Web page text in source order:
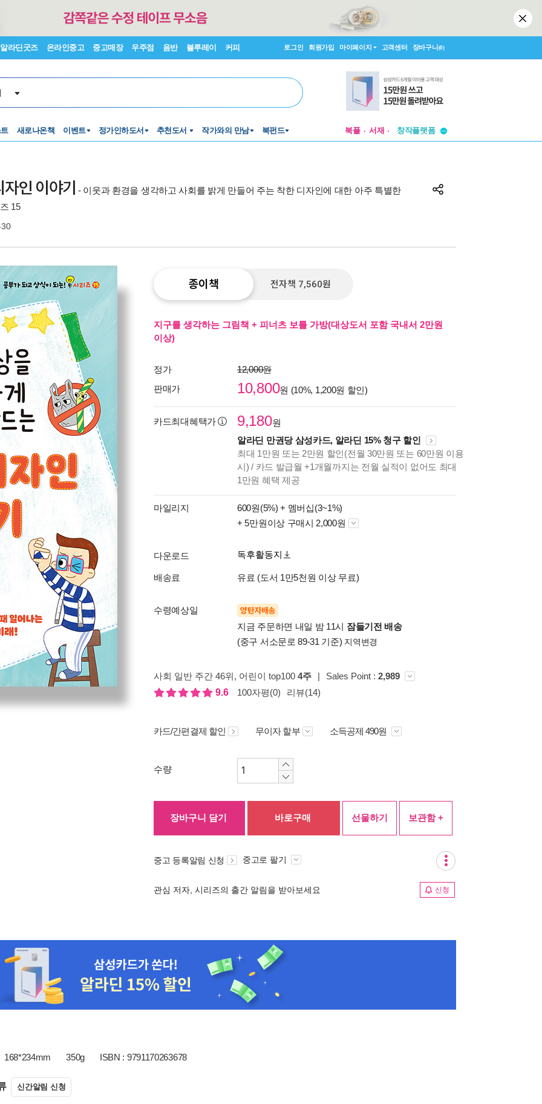
알라딘굿즈 온라인중고 중고매장 우주점 음반 블루레이 커피 로그인 회원가입 마이페이지 고객센터 장바구니(0)
새로나온책 이벤트 정가인하도서 추천도서 작가와의 만남 북펀드 북플 서재
창작플랫폼
인 이야기
- 이웃과 환경을 생각하고 사회를 밝게 만들어 주는 착한 디자인에 대한 아주 특별한
15
종이책 전자책 7,560원
지구를 생각하는 그림책 + 피너츠 보틀 가방(대상도서 포함 국내서 2만원
이상)
정가
12,000원
판매가
10,800원 (10%, 1,200원 할인)
카드최대혜택가 9,180원
알라딘 만권당 삼성카드, 알라딘 15% 청구 할인
최대 1만원 또는 2만원 할인(전월 30만원 또는 60만원 이용
시) / 카드 발급월 +1개월까지는 전월 실적이 없어도 최대
1만원 혜택 제공
마일리지 600원(5%) + 멤버십(3~1%)
+ 5만원이상 구매시 2,000원
다운로드 독후활동지
배송료 유료 (도서 1만5천원 이상 무료)
수령예상일 양탄자배송
지금 주문하면 내일 밤 11시 잠들기전 배송
(중구 서소문로 89-31 기준) 지역변경
사회 일반 주간 46위, 어린이 top100 4주 | Sales Point : 2,989
9.6
100자평(0) 리뷰(14)
카드/간편결제 할인 무이자 할부 소득공제 490원
수량
장바구니 담기 바로구매 선물하기 보관함 +
중고 등록알림 신청 중고로 팔기
관심 저자, 시리즈의 출간 알림을 받아보세요 신청
168*234mm 350g ISBN : 9791170263678
신간알림 신청